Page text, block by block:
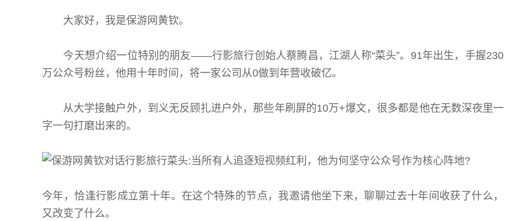
大家好，我是保游网黄钦。
今天想介绍一位特别的朋友——行影旅行创始人蔡腾昌，江湖人称“菜头”。91年出生，手握230
万公众号粉丝，他用十年时间，将一家公司从0做到年营收破亿。
从大学接触户外，到义无反顾扎进户外，那些年刷屏的10万+爆文，很多都是他在无数深夜里一
字一句打磨出来的。
今年，恰逢行影成立第十年。在这个特殊的节点，我邀请他坐下来，聊聊过去十年间收获了什么，
又改变了什么。